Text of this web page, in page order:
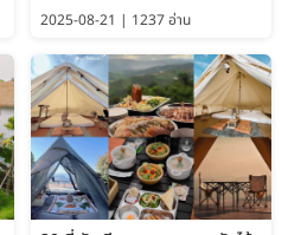
Guide 2025)
2025-08-21 | 1237 อ่าน